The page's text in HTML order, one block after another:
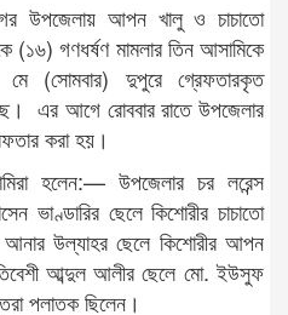
উপজেলায় আপন খালু ও চাচাতো
(১৬) গণধর্ষণ মামলার তিন আসামিকে
(সোমবার) দুপুরে গ্রেফতারকৃত
এর আগে রোববার রাতে উপজেলার
করা হয়।
হলেন:— উপজেলার চর লরেন্স
ভাণ্ডারির ছেলে কিশোরীর চাচাতো
উল্যাহর ছেলে কিশোরীর আপন
আব্দুল আলীর ছেলে মো. ইউসুফ
পলাতক ছিলেন।